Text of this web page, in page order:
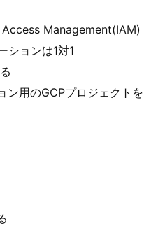
Management(IAM)
ションは1対1
ン用のGCPプロジェクトを